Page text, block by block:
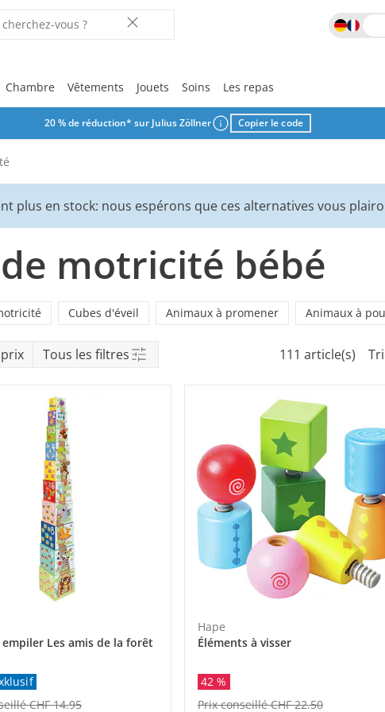
Vos favoris Laisse-toi
Vos favoris
Vos favoris
Vos favoris
Chambre
Vos favoris
Vêtements
Vos favoris
Jouets
Vos favoris
Soins
Vos favoris
Les repas
Vos favoris
20 % de réduction* sur Julius Zöllner Copier le code
plus en stock: nous espérons que ces alternatives vous
motricité bébé
Cubes d'éveil Animaux à promener Animaux à
prix Tous les filtres 111 article(s)
empiler Les amis de la forêt
CHF 14.95
Hape
Éléments à visser
42 %
Prix conseillé CHF 22.50